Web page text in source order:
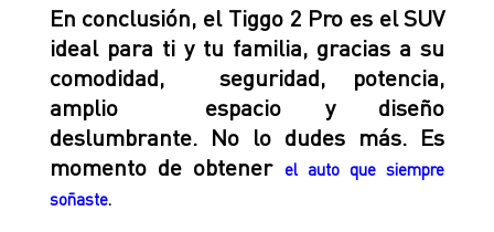
En conclusión, el Tiggo 2 Pro es el SUV
ideal para ti y tu familia, gracias a su
comodidad, seguridad, potencia,
amplio espacio y diseño
deslumbrante. No lo dudes más. Es
momento de obtener el auto que siempre
soñaste.